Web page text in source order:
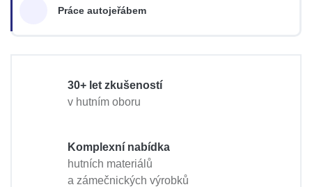
Práce autojeřábem
30+ let zkušeností
v hutním oboru
Komplexní nabídka
hutních materiálů
a zámečnických výrobků